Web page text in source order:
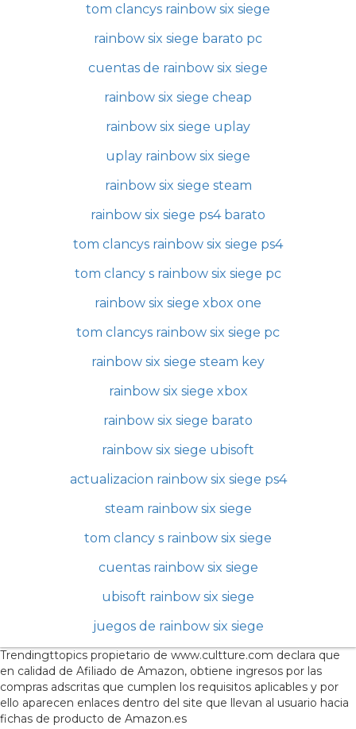
tom clancys rainbow six siege
rainbow six siege barato pc
cuentas de rainbow six siege
rainbow six siege cheap
rainbow six siege uplay
uplay rainbow six siege
rainbow six siege steam
rainbow six siege ps4 barato
tom clancys rainbow six siege ps4
tom clancy s rainbow six siege pc
rainbow six siege xbox one
tom clancys rainbow six siege pc
rainbow six siege steam key
rainbow six siege xbox
rainbow six siege barato
rainbow six siege ubisoft
actualizacion rainbow six siege ps4
steam rainbow six siege
tom clancy s rainbow six siege
cuentas rainbow six siege
ubisoft rainbow six siege
juegos de rainbow six siege
Trendingttopics propietario de www.cultture.com declara que
en calidad de Afiliado de Amazon, obtiene ingresos por las
compras adscritas que cumplen los requisitos aplicables y por
ello aparecen enlaces dentro del site que llevan al usuario hacia
fichas de producto de Amazon.es